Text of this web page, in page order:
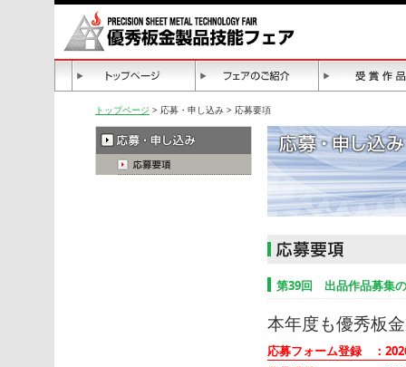
トップページ > 応募・申し込み > 応募要項
第39回 出品作品募集
本年度も優秀板
応募フォーム登録
：